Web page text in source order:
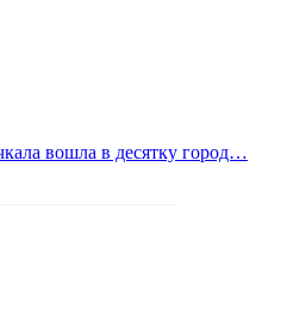
вошла в десятку город…